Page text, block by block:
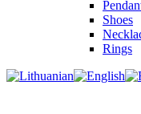
Shoes
Rings